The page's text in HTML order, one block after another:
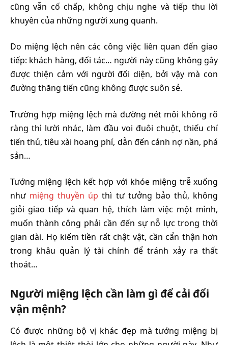
cũng vẫn cố chấp, không chịu nghe và tiếp thu lời
khuyên của những người xung quanh.
Do miệng lệch nên các công việc liên quan đến giao
tiếp: khách hàng, đối tác… người này cũng không gây
được thiện cảm với người đối diện, bởi vậy mà con
đường thăng tiến cũng không được suôn sẻ.
Trường hợp miệng lệch mà đường nét môi không rõ
ràng thì lười nhác, làm đầu voi đuôi chuột, thiếu chí
tiến thủ, tiêu xài hoang phí, dẫn đến cảnh nợ nần, phá
sản…
Tướng miệng lệch kết hợp với khóe miệng trễ xuống
như miệng thuyền úp thì tư tưởng bảo thủ, không
giỏi giao tiếp và quan hệ, thích làm việc một mình,
muốn thành công phải cần đến sự nỗ lực trong thời
gian dài. Họ kiếm tiền rất chật vật, cần cẩn thận hơn
trong khâu quản lý tài chính để tránh xảy ra thất
thoát…
Người miệng lệch cần làm gì để cải đổi
vận mệnh?
Có được những bộ vị khác đẹp mà tướng miệng bị